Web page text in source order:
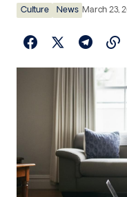
Culture News March 23,